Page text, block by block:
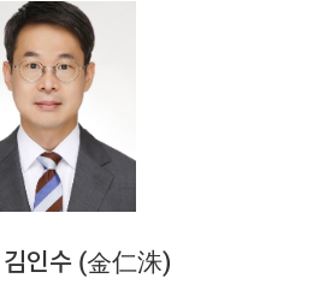
김인수 (金仁洙)